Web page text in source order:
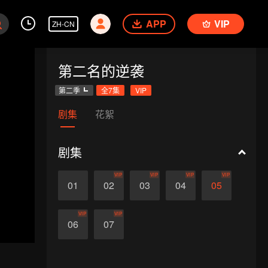
ZH-CN APP VIP
第二名的逆袭
第二季 全7集 VIP
剧集 花絮
剧集
01 02
VIP
03
VIP
04
VIP
05
VIP
06
VIP
07
VIP